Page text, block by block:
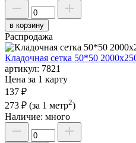
в корзину
Распродажа
Кладочная сетка 50*50
артикул: 7821
Цена за 1 карту
137 ₽
273 ₽ (за 1 метр2)
Наличие: много